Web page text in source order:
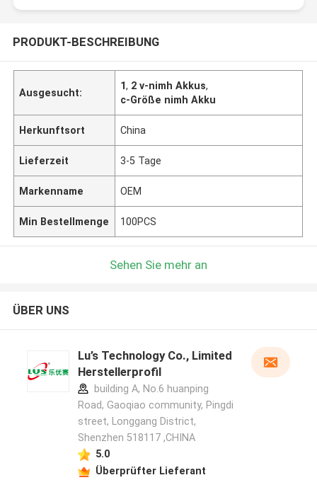
PRODUKT-BESCHREIBUNG
Ausgesucht:
1, 2 v-nimh Akkus,
c-Größe nimh Akku
Herkunftsort China
Lieferzeit 3-5 Tage
Markenname OEM
Min Bestellmenge 100PCS
Sehen Sie mehr an
ÜBER UNS
Lu’s Technology Co., Limited
Herstellerprofil
building A, No.6 huanping
Road, Gaoqiao community, Pingdi
street, Longgang District,
Shenzhen 518117 ,CHINA
5.0
Überprüfter Lieferant